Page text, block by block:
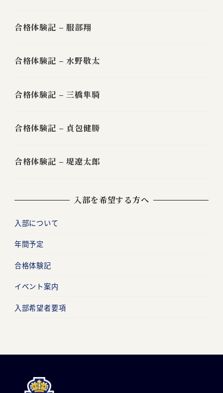
合格体験記 – 服部翔
合格体験記 – 水野敬太
合格体験記 – 三橋隼騎
合格体験記 – 貞包健勝
合格体験記 – 堤遼太郎
入部を希望する方へ
入部について
年間予定
合格体験記
イベント案内
入部希望者要項